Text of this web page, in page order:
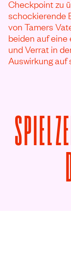
Checkpoint zu
schockierende
von Tamers
beiden auf eine
und Verrat in
Auswirkung auf